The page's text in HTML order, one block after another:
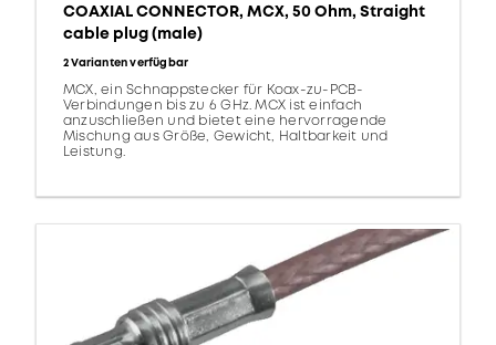
COAXIAL CONNECTOR, MCX, 50 Ohm, Straight
cable plug (male)
2 Varianten verfügbar
MCX, ein Schnappstecker für Koax-zu-PCB-
Verbindungen bis zu 6 GHz. MCX ist einfach
anzuschließen und bietet eine hervorragende
Mischung aus Größe, Gewicht, Haltbarkeit und
Leistung.